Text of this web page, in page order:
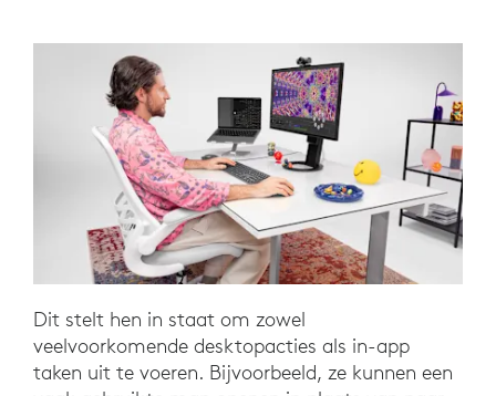
Dit stelt hen in staat om zowel
veelvoorkomende desktopacties als in-app
taken uit te voeren. Bijvoorbeeld, ze kunnen een